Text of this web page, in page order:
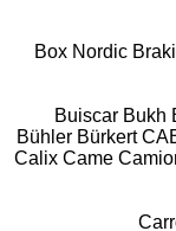
Box Nordic
Buiscar Bukh
Bühler Bürkert
Calix Came